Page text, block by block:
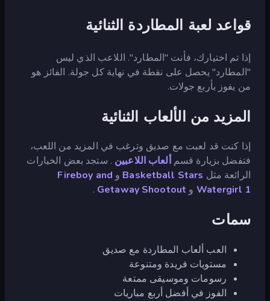
قواعد لعبة المطاردة الثنائية
إذا تم اختيارك، فأنت "المطارد". اللاعب الذي ليس
"المطارد" يحصل على نقطة في نهاية كل جولة. الفائز هو
من يفوز بأربع جولات.
المزيد من الألعاب الثنائية
إذا كنت قد لعبت مع صديق وترغب في المزيد من اللعب،
فتفضل بزيارة قسمألعاب اللاعبين . ستجد بعض الخيارات
الرائعة مثل Basketball Stars و Fireboy and
Watergirl 1 و Getaway Shootout
.
سمات
العب ألعاب المطاردة مع صديق
مستويات فريدة ومتنوعة
رسومات وموسيقى ممتعة
الفوز في أفضل أربع مباريات